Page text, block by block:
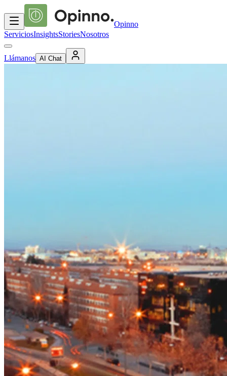
Opinno
ServiciosInsightsStoriesNosotros
Llámanos AI Chat